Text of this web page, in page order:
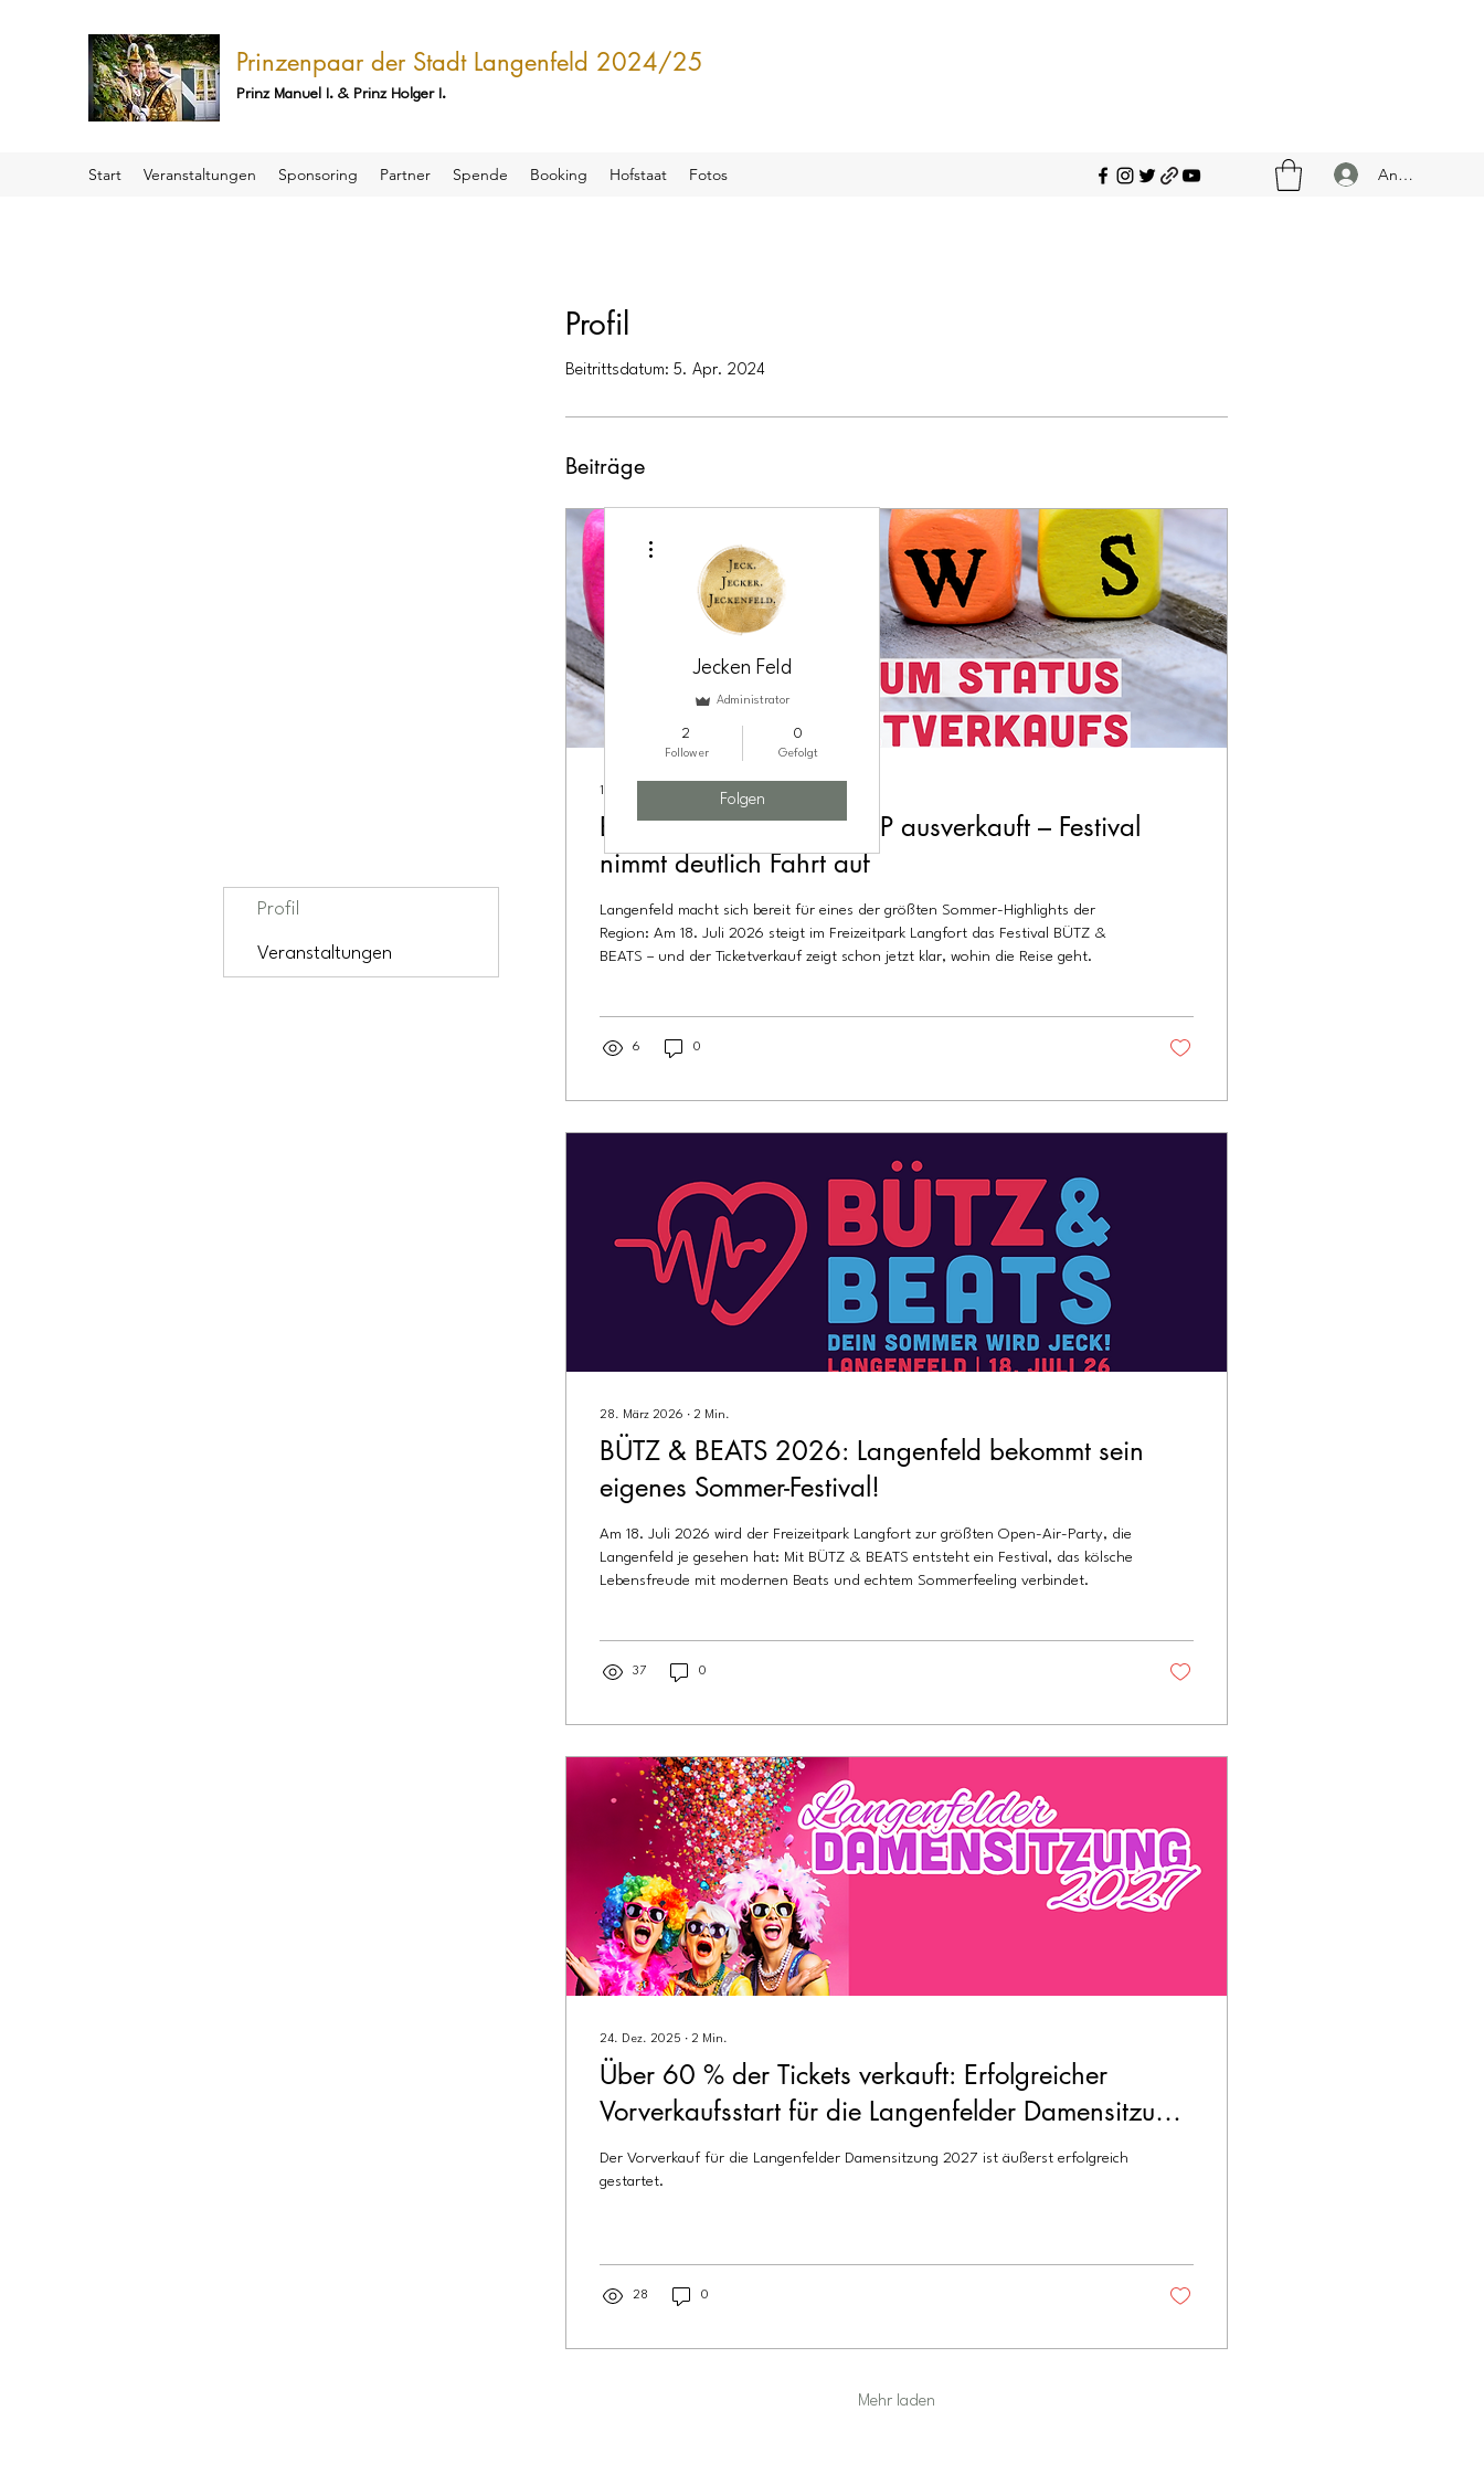
Prinzenpaar der Stadt Langenfeld 2024/25
Prinz Manuel I. & Prinz Holger I.
Start Veranstaltungen Sponsoring Partner Spende Booking Hofstaat Fotos Anmelden
Profil
Beitrittsdatum: 5. Apr. 2024
Beiträge
11. Mai 2026
BÜTZ & BEATS 2026: VIP ausverkauft – Festival
nimmt deutlich Fahrt auf
Langenfeld macht sich bereit für eines der größten Sommer-Highlights der
Region: Am 18. Juli 2026 steigt im Freizeitpark Langfort das Festival BÜTZ &
BEATS – und der Ticketverkauf zeigt schon jetzt klar, wohin die Reise geht.
6 0
28. März 2026 ∙ 2 Min.
BÜTZ & BEATS 2026: Langenfeld bekommt sein
eigenes Sommer-Festival!
Am 18. Juli 2026 wird der Freizeitpark Langfort zur größten Open-Air-Party, die
Langenfeld je gesehen hat: Mit BÜTZ & BEATS entsteht ein Festival, das kölsche
Lebensfreude mit modernen Beats und echtem Sommerfeeling verbindet.
37 0
24. Dez. 2025 ∙ 2 Min.
Über 60 % der Tickets verkauft: Erfolgreicher
Vorverkaufsstart für die Langenfelder Damensitzung
2027
Der Vorverkauf für die Langenfelder Damensitzung 2027 ist äußerst erfolgreich
gestartet.
28 0
Mehr laden
Jecken Feld
Administrator
2
Follower
0
Gefolgt
Folgen
Profil
Veranstaltungen